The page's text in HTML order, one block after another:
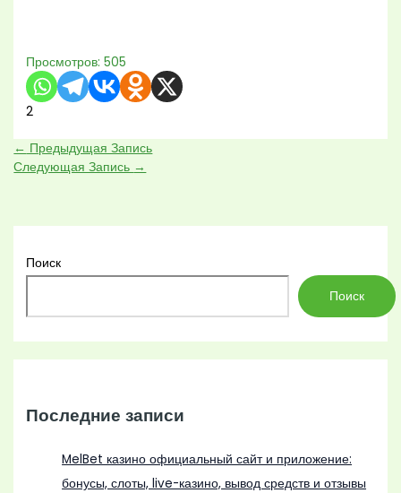
Просмотров: 505
2
← Предыдущая Запись
Следующая Запись →
Поиск
Поиск
Последние записи
MelBet казино официальный сайт и приложение:
бонусы, слоты, live-казино, вывод средств и отзывы